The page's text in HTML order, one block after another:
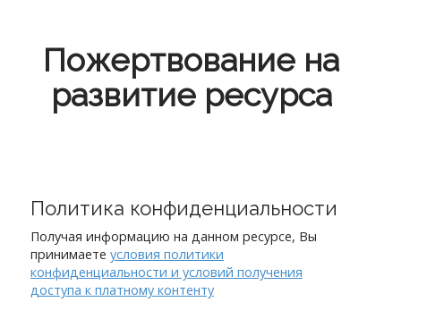
Пожертвование на
развитие ресурса
Политика конфиденциальности
Получая информацию на данном ресурсе, Вы
принимаете условия политики
конфиденциальности и условий получения
доступа к платному контенту